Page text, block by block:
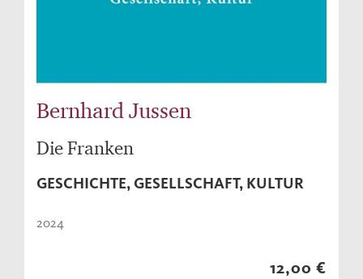
Bernhard Jussen
Die Franken
GESCHICHTE, GESELLSCHAFT, KULTUR
2024
12,00 €